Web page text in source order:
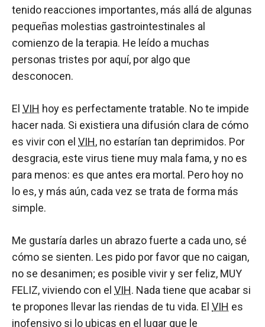
tenido reacciones importantes, más allá de algunas
pequeñas molestias gastrointestinales al
comienzo de la terapia. He leído a muchas
personas tristes por aquí, por algo que
desconocen.
El VIH hoy es perfectamente tratable. No te impide
hacer nada. Si existiera una difusión clara de cómo
es vivir con el VIH, no estarían tan deprimidos. Por
desgracia, este virus tiene muy mala fama, y no es
para menos: es que antes era mortal. Pero hoy no
lo es, y más aún, cada vez se trata de forma más
simple.
Me gustaría darles un abrazo fuerte a cada uno, sé
cómo se sienten. Les pido por favor que no caigan,
no se desanimen; es posible vivir y ser feliz, MUY
FELIZ, viviendo con el VIH. Nada tiene que acabar si
te propones llevar las riendas de tu vida. El VIH es
inofensivo si lo ubicas en el lugar que le